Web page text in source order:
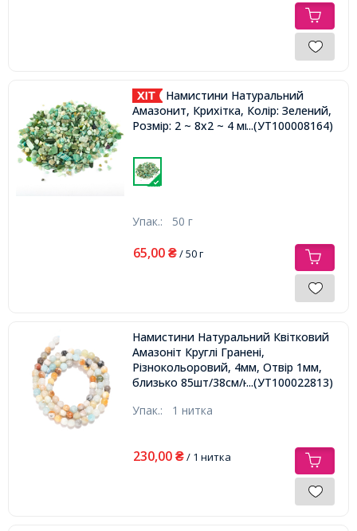
Намистини Натуральний
Амазонит, Крихітка, Колір: Зелений,
Розмір: 2 ~ 8x2 ~ 4 мм, Без Отвори,
...(УТ100008164)
Упак.: 50 г
65,00 ₴/ 50 г
Намистини Натуральний Квітковий
Амазоніт Круглі Гранені,
Різнокольоровий, 4мм, Отвір 1мм,
близько 85шт/38см/нитка,...(УТ100022813)
Упак.: 1 нитка
230,00 ₴/ 1 нитка